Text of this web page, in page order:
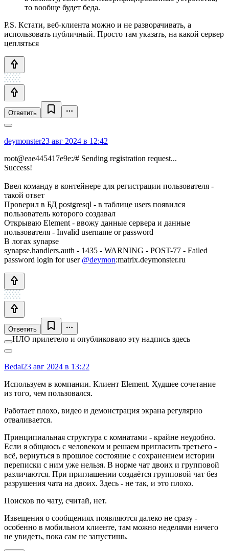
то вообще будет беда.
P.S. Кстати, веб-клиента можно и не разворачивать, а
использовать публичный. Просто там указать, на какой сервер
цепляться
Ответить
deymonster23 авг 2024 в 12:42
root@eae445417e9e:/# Sending registration request...
Success!
Ввел команду в контейнере для регистрации пользователя -
такой ответ
Проверил в БД postgresql - в таблице users появился
пользователь которого создавал
Открываю Element - ввожу данные сервера и данные
пользователя - Invalid username or password
В логах synapse
synapse.handlers.auth - 1435 - WARNING - POST-77 - Failed
password login for user @deymon:matrix.deymonster.ru
Ответить
НЛО прилетело и опубликовало эту надпись здесь
Bedal23 авг 2024 в 13:22
Используем в компании. Клиент Element. Худшее сочетание
из того, чем пользовался.
Работает плохо, видео и демонстрация экрана регулярно
отваливается.
Принципиальная структура с комнатами - крайне неудобно.
Если я общаюсь с человеком и решаем пригласить третьего -
всё, вернуться в прошлое состояние с сохранением истории
переписки с ним уже нельзя. В норме чат двоих и групповой
различаются. При приглашении создаётся групповой чат без
разрушения чата на двоих. Здесь - не так, и это плохо.
Поисков по чату, считай, нет.
Извещения о сообщениях появляются далеко не сразу -
особенно в мобильном клиенте, там можно неделями ничего
не увидеть, пока сам не запустишь.